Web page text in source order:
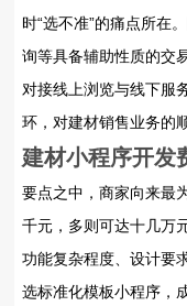
时“选不准”的痛点所在
询等具备辅助性质的交
对接线上浏览与线下服
环，对建材销售业务的
建材小程序开发
要点之中，商家向来最
千元，多则可达十几万
功能复杂程度、设计要
选标准化模板小程序，